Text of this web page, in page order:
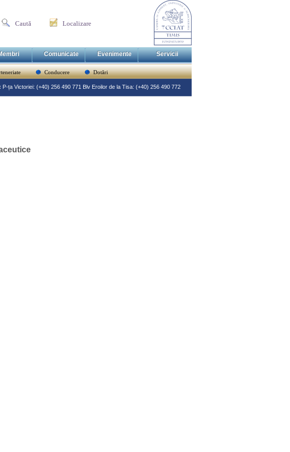
Caută Localizare
Comunicate Evenimente Servicii
Conducere Dotări
P-ța Victoriei: (+40) 256 490 771 Blv Eroilor de la Tisa: (+40) 256 490 772